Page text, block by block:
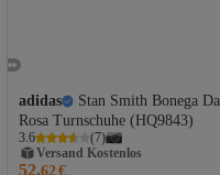
adidas
Stan Smith Bonega
Rosa Turnschuhe (HQ9843)
3.6 (7)
Versand Kostenlos
Gratis Versand
52,62€